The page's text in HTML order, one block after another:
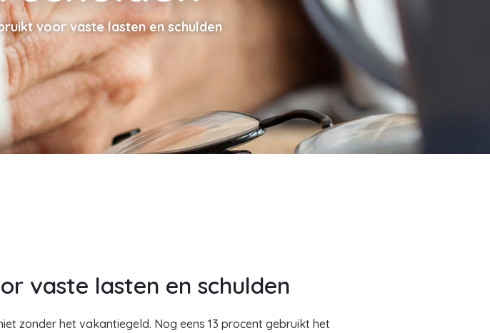
voor vaste lasten en schulden
vaste lasten en schulden
zonder het vakantiegeld. Nog eens 13 procent gebruikt het